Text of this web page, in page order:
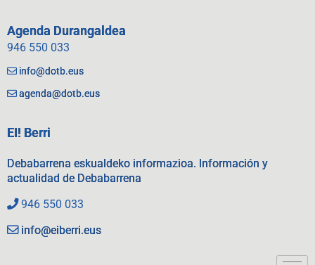
Agenda Durangaldea
946 550 033
info@dotb.eus
agenda@dotb.eus
EI! Berri
Debabarrena eskualdeko informazioa. Información y
actualidad de Debabarrena
946 550 033
info@eiberri.eus